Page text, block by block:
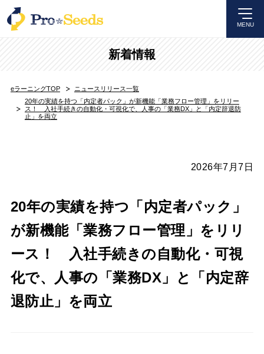
MENU
新着情報
eラーニングTOP
ニュースリリース一覧
20年の実績を持つ「内定者パック」が新機能「業務フロー管理」をリリー
ス！ 入社手続きの自動化・可視化で、人事の「業務DX」と「内定辞退防
止」を両立
2026年7月7日
20年の実績を持つ「内定者パック」
が新機能「業務フロー管理」をリリ
ース！ 入社手続きの自動化・可視
化で、人事の「業務DX」と「内定辞
退防止」を両立